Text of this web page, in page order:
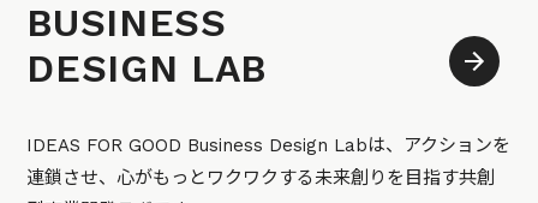
BUSINESS
DESIGN LAB
IDEAS FOR GOOD Business Design Labは、アクションを
連鎖させ、心がもっとワクワクする未来創りを目指す共創